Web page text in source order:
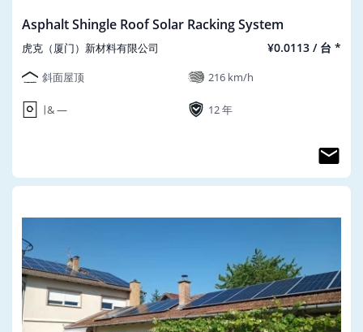
Asphalt Shingle Roof Solar Racking System
虎克（厦门）新材料有限公司 ¥0.0113 / 台 *
斜面屋顶 216 km/h
∣ & ― 12 年